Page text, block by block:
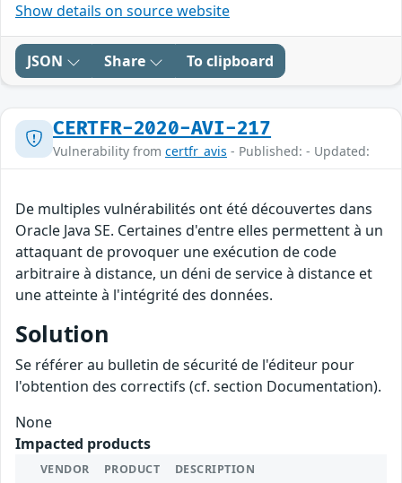
Show details on source website
JSON Share To clipboard
CERTFR-2020-AVI-217
Vulnerability from certfr_avis - Published: - Updated:
De multiples vulnérabilités ont été découvertes dans
Oracle Java SE. Certaines d'entre elles permettent à un
attaquant de provoquer une exécution de code
arbitraire à distance, un déni de service à distance et
une atteinte à l'intégrité des données.
Solution
Se référer au bulletin de sécurité de l'éditeur pour
l'obtention des correctifs (cf. section Documentation).
None
Impacted products
VENDOR PRODUCT DESCRIPTION